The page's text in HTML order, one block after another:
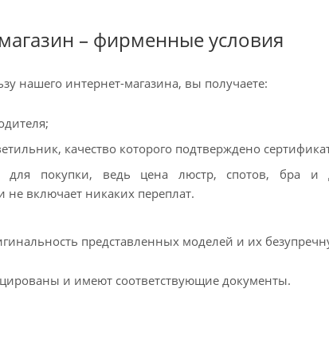
– фирменные условия
нашего интернет-магазина, вы получаете:
качество которого подтверждено
для покупки, ведь цена люстр, спотов, бра и
не включает никаких переплат.
представленных моделей и их
и имеют соответствующие документы.